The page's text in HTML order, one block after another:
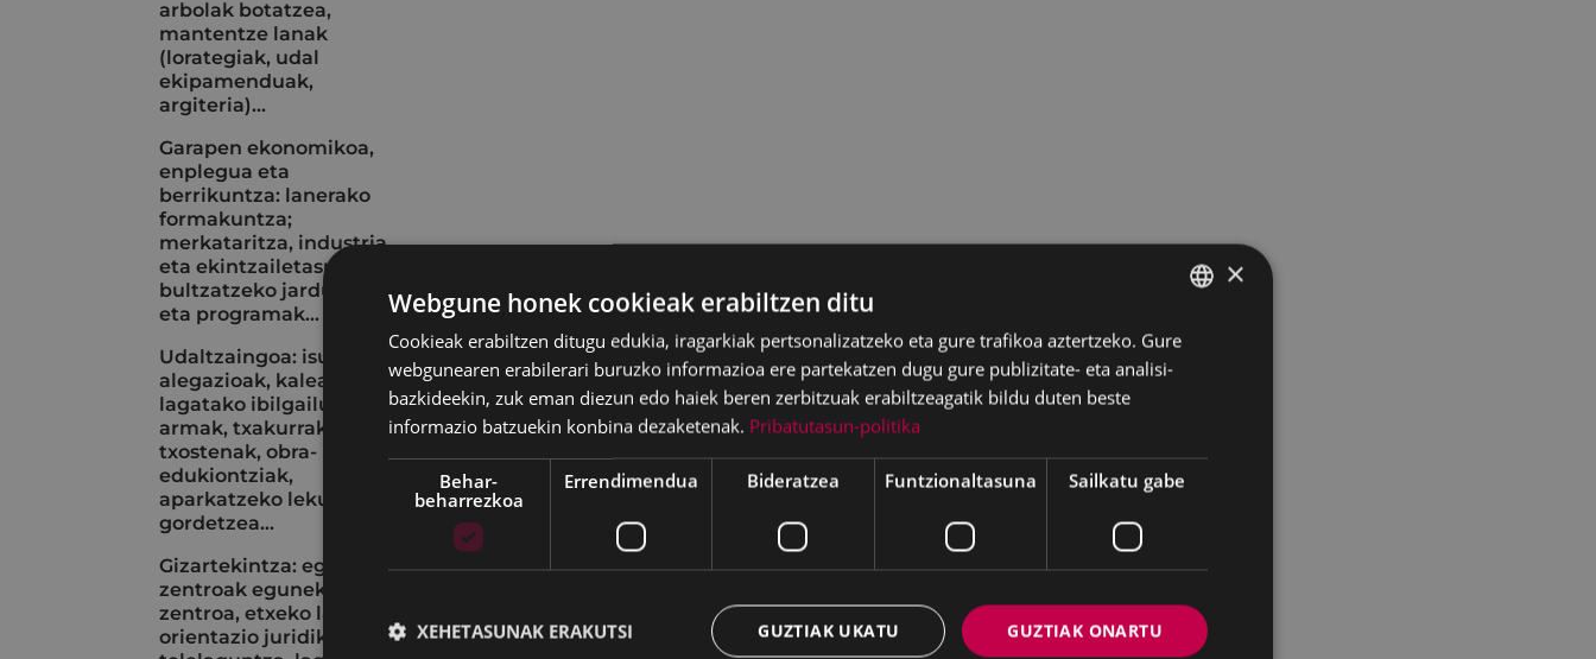
arbolak botatzea,
mantentze lanak
(lorategiak, udal
ekipamenduak,
argiteria)...
Garapen ekonomikoa,
enplegua eta
berrikuntza: lanerako
formakuntza;
merkataritza, industria
eta ekintzailetasuna
bultzatzeko jarduerak
eta programak...
Udaltzaingoa: isunak eta
alegazioak, kalean
lagatako ibilgailuak, aire
armak, txakurrak, istripu-
txostenak, obra-
edukiontziak,
aparkatzeko lekuak
gordetzea...
Gizartekintza: egoitza-
zentroak eguneko
zentroa, etxeko laguntza,
orientazio juridikoa,
BASQUE
SPANISH
×
Webgune honek cookieak erabiltzen ditu
Cookieak erabiltzen ditugu edukia, iragarkiak pertsonalizatzeko eta gure trafikoa aztertzeko. Gure
webgunearen erabilerari buruzko informazioa ere partekatzen dugu gure publizitate- eta analisi-
bazkideekin, zuk eman diezun edo haiek beren zerbitzuak erabiltzeagatik bildu duten beste
informazio batzuekin konbina dezaketenak. Pribatutasun-politika
Behar-
beharrezkoa
Errendimendua Bideratzea Funtzionaltasuna Sailkatu gabe
GUZTIAK ONARTU
GUZTIAK UKATU
XEHETASUNAK ERAKUTSI